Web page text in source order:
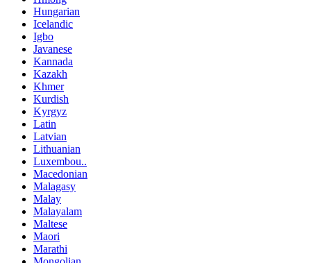
Hungarian
Icelandic
Igbo
Javanese
Kannada
Kazakh
Khmer
Kurdish
Kyrgyz
Latin
Latvian
Lithuanian
Luxembou..
Macedonian
Malagasy
Malay
Malayalam
Maltese
Maori
Marathi